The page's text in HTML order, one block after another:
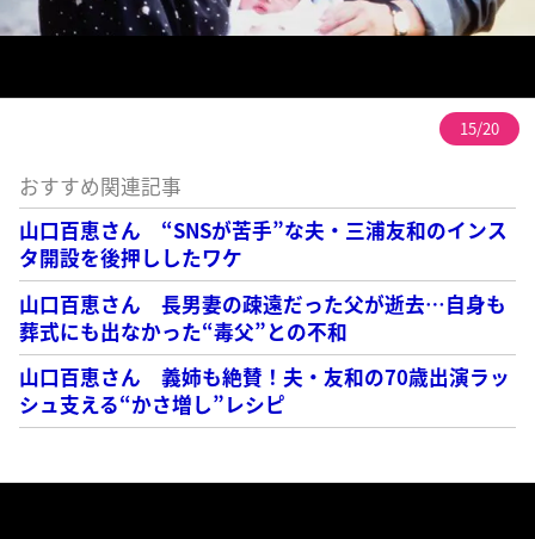
15/20
おすすめ関連記事
山口百恵さん “SNSが苦手”な夫・三浦友和のインス
タ開設を後押ししたワケ
山口百恵さん 長男妻の疎遠だった父が逝去…自身も
葬式にも出なかった“毒父”との不和
山口百恵さん 義姉も絶賛！夫・友和の70歳出演ラッ
シュ支える“かさ増し”レシピ